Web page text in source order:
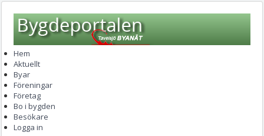
Hem
Aktuellt
Byar
Föreningar
Företag
Bo i bygden
Besökare
Logga in